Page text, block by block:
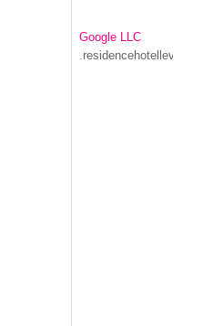
Google LLC
.residencehotelleviole.it